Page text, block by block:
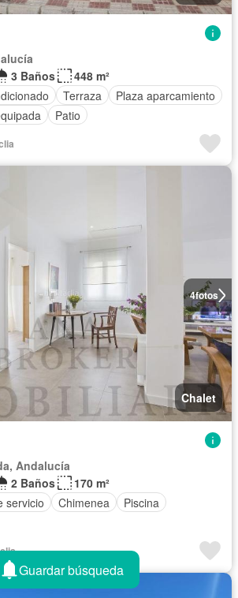
3 Baños
448 m²
Terraza
Plaza aparcamiento
Patio
4fotos
Chalet
Andalucía
2 Baños
170 m²
servicio Chimenea
Piscina
Guardar búsqueda